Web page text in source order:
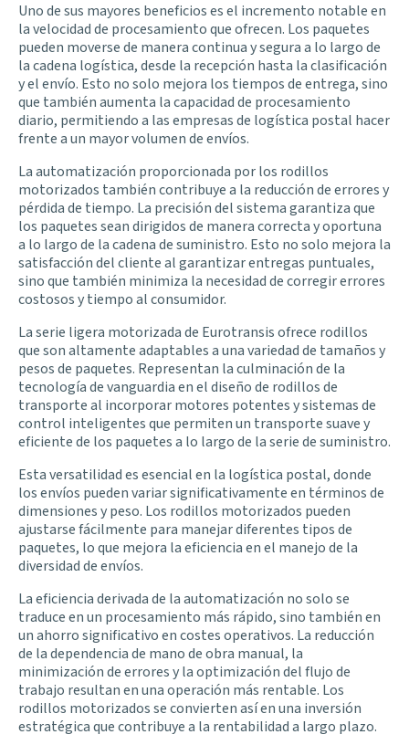
Uno de sus mayores beneficios es el incremento notable en
la velocidad de procesamiento que ofrecen. Los paquetes
pueden moverse de manera continua y segura a lo largo de
la cadena logística, desde la recepción hasta la clasificación
y el envío. Esto no solo mejora los tiempos de entrega, sino
que también aumenta la capacidad de procesamiento
diario, permitiendo a las empresas de logística postal hacer
frente a un mayor volumen de envíos.
La automatización proporcionada por los rodillos
motorizados también contribuye a la reducción de errores y
pérdida de tiempo. La precisión del sistema garantiza que
los paquetes sean dirigidos de manera correcta y oportuna
a lo largo de la cadena de suministro. Esto no solo mejora la
satisfacción del cliente al garantizar entregas puntuales,
sino que también minimiza la necesidad de corregir errores
costosos y tiempo al consumidor.
Laserie ligera motorizada de Eurotransisofrece rodillos
que son altamente adaptables a una variedad de tamaños y
pesos de paquetes. Representan la culminación de la
tecnología de vanguardia en el diseño de rodillos de
transporte al incorporar motores potentes y sistemas de
control inteligentes que permiten un transporte suave y
eficiente de los paquetes a lo largo de la serie de suministro.
Esta versatilidad es esencial en la logística postal, donde
los envíos pueden variar significativamente en términos de
dimensiones y peso. Los rodillos motorizados pueden
ajustarse fácilmente para manejar diferentes tipos de
paquetes, lo que mejora la eficiencia en el manejo de la
diversidad de envíos.
La eficiencia derivada de la automatización no solo se
traduce en un procesamiento más rápido, sino también en
un ahorro significativo en costes operativos. La reducción
de la dependencia de mano de obra manual, la
minimización de errores y la optimización del flujo de
trabajo resultan en una operación más rentable. Los
rodillos motorizados se convierten así en una inversión
estratégica que contribuye a la rentabilidad a largo plazo.